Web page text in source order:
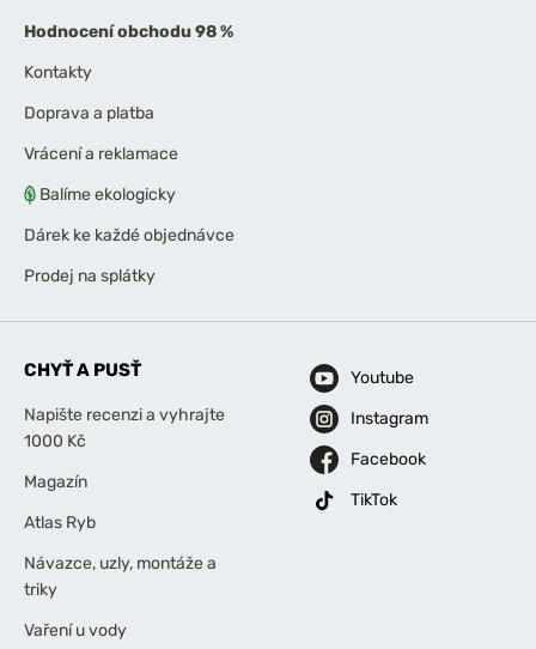
Hodnocení obchodu 98 %
Kontakty
Doprava a platba
Vrácení a reklamace
Balíme ekologicky
Dárek ke každé objednávce
Prodej na splátky
CHYŤ A PUSŤ
Napište recenzi a vyhrajte
1000 Kč
Magazín
Atlas Ryb
Návazce, uzly, montáže a
triky
Vaření u vody
Youtube
Instagram
Facebook
TikTok